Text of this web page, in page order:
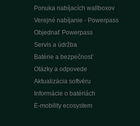
Ponuka nabíjacích wallboxov
Verejné nabíjanie - Powerpass
Objednať Powerpass
Servis a údržba
Batérie a bezpečnosť
Otázky a odpovede
Aktualizácia softvéru
Informácie o batériách
E-mobility ecosystem